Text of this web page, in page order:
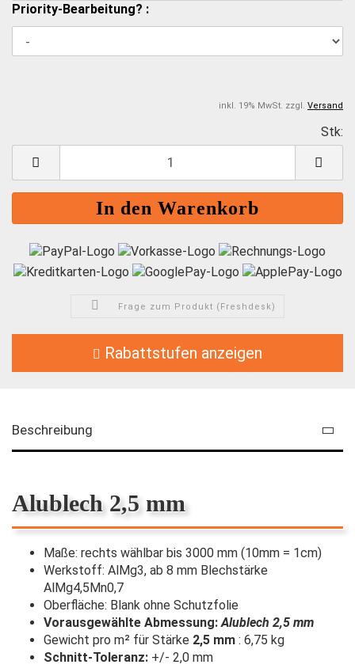
Priority-Bearbeitung? :
inkl. 19% MwSt. zzgl. Versand
Stk:
Frage zum Produkt (Freshdesk)
Rabattstufen anzeigen
Beschreibung
Alublech 2,5 mm
Maße: rechts wählbar bis 3000 mm (10mm = 1cm)
Werkstoff: AlMg3, ab 8 mm Blechstärke
AlMg4,5Mn0,7
Oberfläche: Blank ohne Schutzfolie
Vorausgewählte Abmessung: Alublech 2,5 mm
Gewicht pro m² für Stärke 2,5 mm : 6,75 kg
Schnitt-Toleranz: +/- 2,0 mm